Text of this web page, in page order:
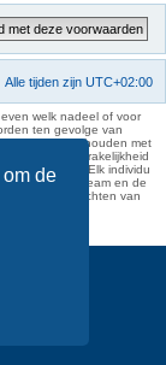
de
Alle tijden zijn UTC+02:00
welk nadeel of voor
ten gevolge van
verband houden met
van aansprakelijkheid
distantieert. Elk individu
Ook het webteam en de
van berichten van